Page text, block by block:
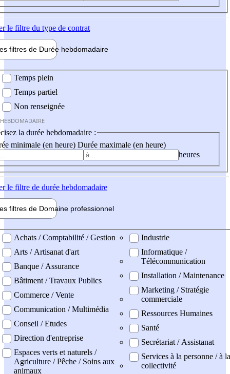
le filtre du type de contrat
filtres de Durée hebdomadaire
Temps plein
Temps partiel
Non renseignée
la durée hebdomadaire :
minimale (en heure) Durée maximale (en heure)
heures
le filtre de durée hebdomadaire
filtres de Domaine professionnel
professionel
Achats / Comptabilité / Gestion
Arts / Artisanat d'art
Banque / Assurance
Bâtiment / Travaux Publics
Commerce / Vente
Communication / Multimédia
Conseil / Etudes
Direction d'entreprise
Espaces verts et naturels /
Agriculture / Pêche / Soins aux
animaux
Industrie
Informatique /
Télécommunication
Installation / Maintenance
Marketing / Stratégie
commerciale
Ressources Humaines
Santé
Secrétariat / Assistanat
Services à la personne / à la
collectivité